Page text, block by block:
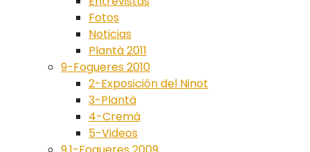
Fotos
Noticias
Plantà 2011
9-Fogueres 2010
2-Exposición del Ninot
3-Plantà
4-Cremà
5-Videos